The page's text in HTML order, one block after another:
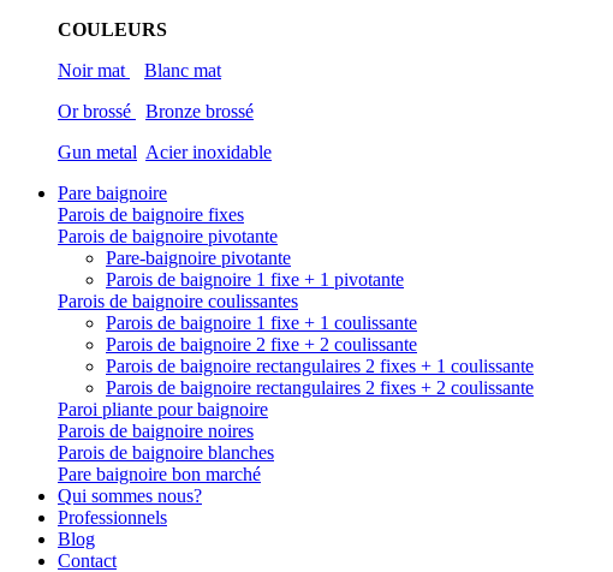
COULEURS
Noir mat
Blanc mat
Or brossé
Bronze brossé
Gun metal Acier inoxidable
Pare baignoire
Parois de baignoire fixes
Parois de baignoire pivotante
Pare-baignoire pivotante
Parois de baignoire 1 fixe + 1 pivotante
Parois de baignoire coulissantes
Parois de baignoire 1 fixe + 1 coulissante
Parois de baignoire 2 fixe + 2 coulissante
Parois de baignoire rectangulaires 2 fixes + 1 coulissante
Parois de baignoire rectangulaires 2 fixes + 2 coulissante
Paroi pliante pour baignoire
Parois de baignoire noires
Parois de baignoire blanches
Pare baignoire bon marché
Qui sommes nous?
Professionnels
Blog
Contact